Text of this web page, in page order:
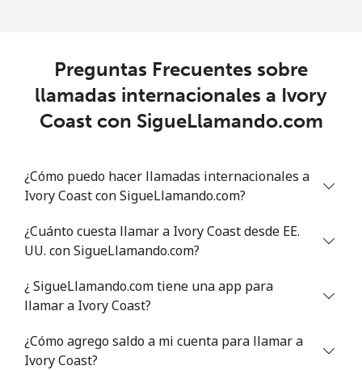
Línea fija 243 min por ⁦$10⁩
Celular ⁦12.9¢⁩ 77 min por ⁦$10⁩ -
Línea fija ⁦0.7¢⁩ 1428 min por ⁦$10⁩
Celular ⁦1.2¢⁩ 833 min por ⁦$10⁩
Línea fija ⁦65.5¢⁩
Celular ⁦51.9¢⁩ 19 min por ⁦$10⁩ ⁦45¢⁩
Preguntas Frecuentes sobre
llamadas internacionales a Ivory
Coast con SigueLlamando.com
¿Cómo puedo hacer llamadas internacionales a
Ivory Coast con SigueLlamando.com?
¿Cuánto cuesta llamar a Ivory Coast desde EE.
UU. con SigueLlamando.com?
¿ SigueLlamando.com tiene una app para
llamar a Ivory Coast?
¿Cómo agrego saldo a mi cuenta para llamar a
Ivory Coast?